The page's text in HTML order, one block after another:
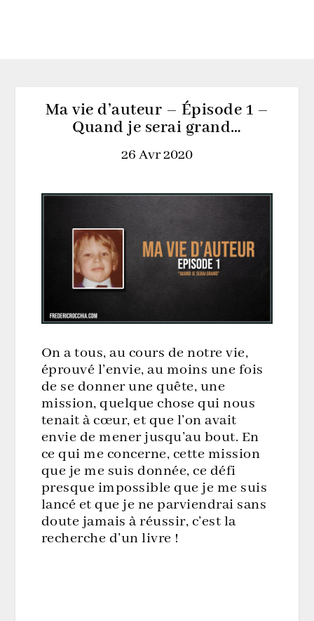
Ma vie d’auteur – Épisode 1 –
Quand je serai grand…
26 Avr 2020
On a tous, au cours de notre vie,
éprouvé l’envie, au moins une fois
de se donner une quête, une
mission, quelque chose qui nous
tenait à cœur, et que l’on avait
envie de mener jusqu’au bout. En
ce qui me concerne, cette mission
que je me suis donnée, ce défi
presque impossible que je me suis
lancé et que je ne parviendrai sans
doute jamais à réussir, c’est la
recherche d’un livre !